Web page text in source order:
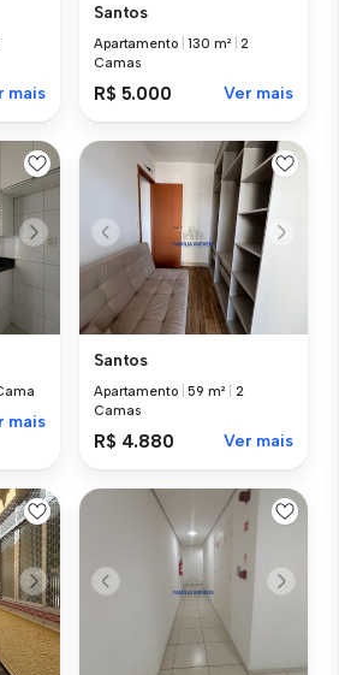
mais
Santos
Apartamento |130 m² |2
Camas
R$ 5.000 Ver mais
mais
Santos
Apartamento |59 m²
2
Camas
R$ 4.880 Ver mais